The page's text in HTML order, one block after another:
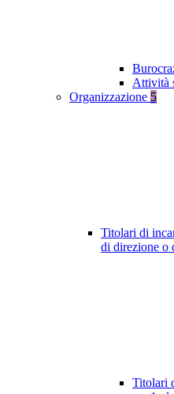
Attività
Organizzazione 5
Titolari di
di direzione o
Titolari